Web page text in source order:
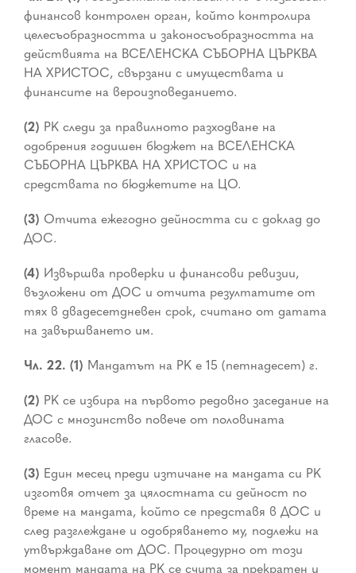
финансов контролен орган, който контролира
целесъобразността и законосъобразността на
действията на ВСЕЛЕНСКА СЪБОРНА ЦЪРКВА
НА ХРИСТОС, свързани с имуществата и
финансите на вероизповеданието.
(2) РК следи за правилното разходване на
одобрения годишен бюджет на ВСЕЛЕНСКА
СЪБОРНА ЦЪРКВА НА ХРИСТОС и на
средствата по бюджетите на ЦО.
(3) Отчита ежегодно дейността си с доклад до
ДОС.
(4) Извършва проверки и финансови ревизии,
възложени от ДОС и отчита резултатите от
тях в двадесетдневен срок, считано от датата
на завършването им.
Чл. 22. (1) Мандатът на РК е 15 (петнадесет) г.
(2) РК се избира на първото редовно заседание на
ДОС с мнозинство повече от половината
гласове.
(3) Един месец преди изтичане на мандата си РК
изготвя отчет за цялостната си дейност по
време на мандата, който се представя в ДОС и
след разглеждане и одобряването му, подлежи на
утвърждаване от ДОС. Процедурно от този
момент мандата на РК се счита за прекратен и